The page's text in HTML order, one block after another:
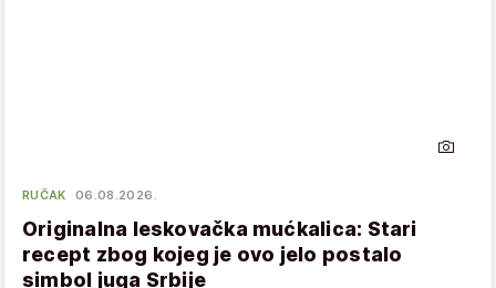
RUČAK 06.08.2026.
Originalna leskovačka mućkalica: Stari
recept zbog kojeg je ovo jelo postalo
simbol juga Srbije